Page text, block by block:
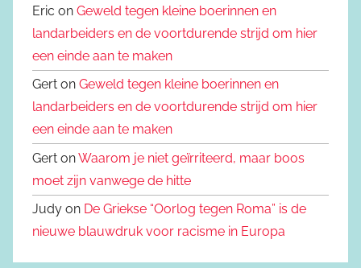
Eric on Geweld tegen kleine boerinnen en
landarbeiders en de voortdurende strijd om hier
een einde aan te maken
Gert on Geweld tegen kleine boerinnen en
landarbeiders en de voortdurende strijd om hier
een einde aan te maken
Gert onWaarom je niet geïrriteerd, maar boos
moet zijn vanwege de hitte
Judy on De Griekse “Oorlog tegen Roma” is de
nieuwe blauwdruk voor racisme in Europa